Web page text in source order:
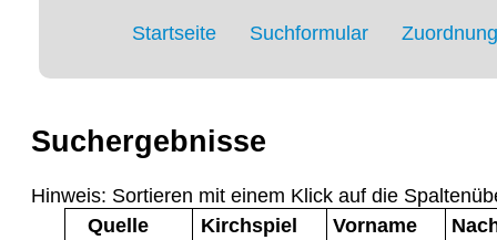
Startseite Suchformular
Suchergebnisse
Hinweis: Sortieren mit einem Klick auf die
Quelle
Kirchspiel Vorname